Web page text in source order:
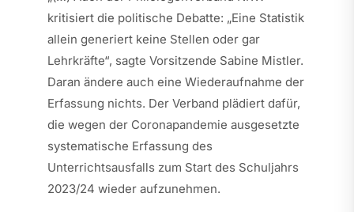
kritisiert die politische Debatte: „Eine Statistik
allein generiert keine Stellen oder gar
Lehrkräfte“, sagte Vorsitzende Sabine Mistler.
Daran ändere auch eine Wiederaufnahme der
Erfassung nichts. Der Verband plädiert dafür,
die wegen der Coronapandemie ausgesetzte
systematische Erfassung des
Unterrichtsausfalls zum Start des Schuljahrs
2023/24 wieder aufzunehmen.